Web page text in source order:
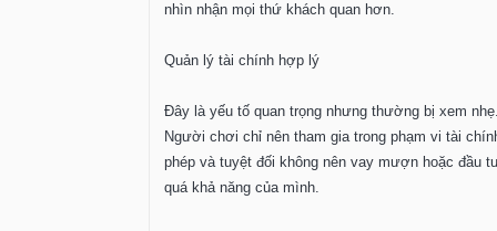
nhìn nhận mọi thứ khách quan hơn.
Quản lý tài chính hợp lý
Đây là yếu tố quan trọng nhưng thường bị xem
Người chơi chỉ nên tham gia trong phạm vi tài
phép và tuyệt đối không nên vay mượn hoặc đầu
quá khả năng của mình.